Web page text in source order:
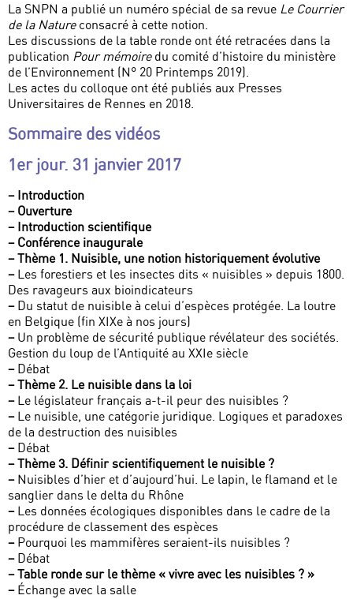
La SNPN a publié un numéro spécial de sa revue Le Courrier
de la Natureconsacré à cette notion.
Les discussions de la table ronde ont été retracées dans la
publication Pour mémoiredu comité d’histoire du ministère
de l’Environnement (N° 20 Printemps 2019).
Les actes du colloque ont été publiés aux Presses
Universitaires de Rennes en 2018.
Sommaire des vidéos
1er jour. 31 janvier 2017
– Introduction
– Ouverture
– Introduction scientifique
– Conférence inaugurale
– Thème 1. Nuisible, une notion historiquement évolutive
–Les forestiers et les insectes dits « nuisibles » depuis 1800.
Des ravageurs aux bioindicateurs
–Du statut de nuisible à celui d’espèces protégée. La loutre
en Belgique (fin XIXe à nos jours)
–Un problème de sécurité publique révélateur des sociétés.
Gestion du loup de l’Antiquité au XXIe siècle
–Débat
– Thème 2. Le nuisible dans la loi
–Le législateur français a-t-il peur des nuisibles ?
–Le nuisible, une catégorie juridique. Logiques et paradoxes
de la destruction des nuisibles
–Débat
– Thème 3. Définir scientifiquement le nuisible ?
–Nuisibles d’hier et d’aujourd’hui. Le lapin, le flamand et le
sanglier dans le delta du Rhône
–Les données écologiques disponibles dans le cadre de la
procédure de classement des espèces
–Pourquoi les mammifères seraient-ils nuisibles ?
–Débat
– Table ronde sur le thème « vivre avec les nuisibles ? »
–Échange avec la salle